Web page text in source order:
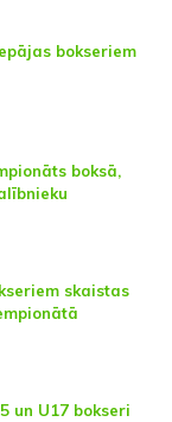
bokseriem
boksā,
skaistas
un U17 bokseri